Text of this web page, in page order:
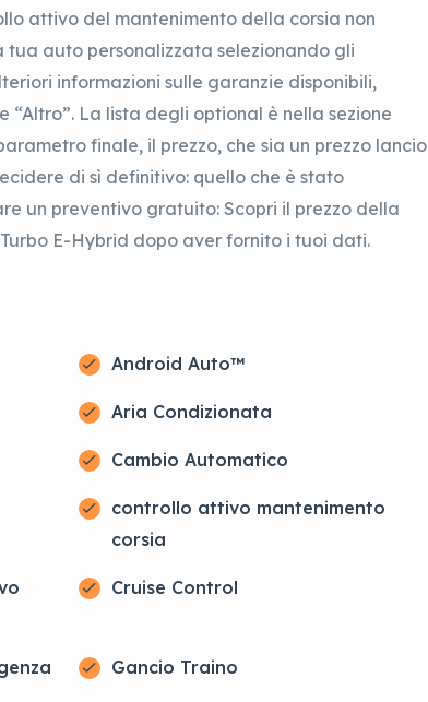
attivo del mantenimento della corsia non
auto personalizzata selezionando gli
informazioni sulle garanzie disponibili,
“Altro”. La lista degli optional è nella sezione
finale, il prezzo, che sia un prezzo lancio
di sì definitivo: quello che è stato
un preventivo gratuito: Scopri il prezzo della
E-Hybrid dopo aver fornito i tuoi dati.
Android Auto™
Aria Condizionata
Cambio Automatico
controllo attivo mantenimento
corsia
Cruise Control
Gancio Traino